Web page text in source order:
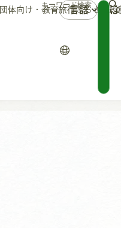
団体向け・教育旅行ふるさと納
言語
マ
は